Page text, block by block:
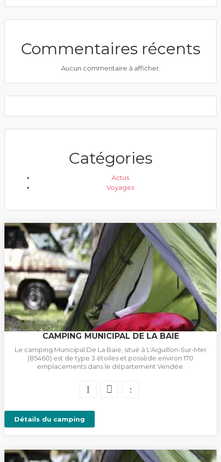
Commentaires récents
Aucun commentaire à afficher.
Catégories
Actus
Voyages
CAMPING MUNICIPAL DE LA BAIE
Le camping Municipal De La Baie, situé à L'Aiguillon-Sur-Mer
(85460) est de type 3 étoiles et possède environ 170
emplacements dans le département Vendée.
Détails du camping